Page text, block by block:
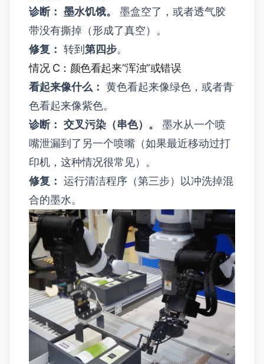
诊断： 墨水饥饿。
墨盒空了，或者透气胶
带没有撕掉（形成了真空）。
修复： 转到 第四步。
情况 C：颜色看起来“浑浊”或错误
看起来像什么： 黄色看起来像绿色，或者青
色看起来像紫色。
诊断： 交叉污染（串色）。
墨水从一个喷
嘴泄漏到了另一个喷嘴（如果最近移动过打
印机，这种情况很常见）。
修复： 运行清洁程序（第三步）以冲洗掉混
合的墨水。